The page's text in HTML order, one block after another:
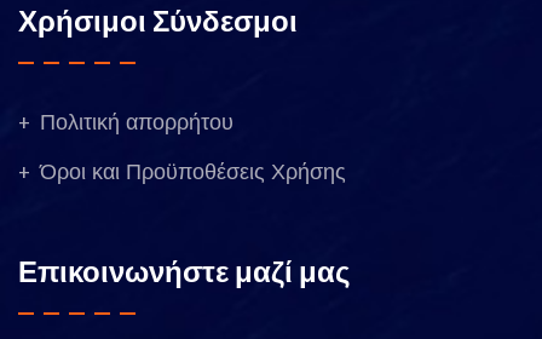
Χρήσιμοι Σύνδεσμοι
Πολιτική απορρήτου
Όροι και Προϋποθέσεις Χρήσης
Επικοινωνήστε μαζί μας